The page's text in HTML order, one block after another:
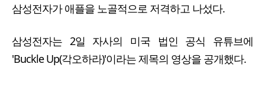
삼성전자가 애플을 노골적으로 저격하고 나섰다.
삼성전자는 2일 자사의 미국 법인 공식 유튜브에
'Buckle Up(각오하라)'이라는 제목의 영상을 공개했다.